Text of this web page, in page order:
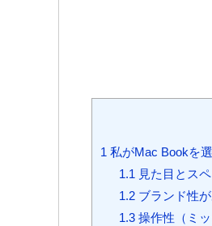
1 私がMac Bookを
1.1 見た目とス
1.2ブランド性が
1.3操作性（ミッ